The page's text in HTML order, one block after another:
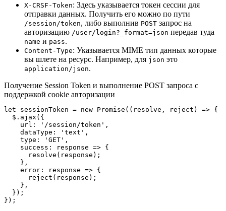
X-CRSF-Token: Здесь указывается токен сессии для
отправки данных. Получить его можно по пути
/session/token, либо выполнив POST запрос на
авторизацию /user/login?_format=json передав туда
name и pass.
Content-Type: Указывается MIME тип данных которые
вы шлете на ресурс. Например, для json это
application/json.
Получение Session Token и выполнение POST запроса с
поддержкой cookie авторизации
let sessionToken = new Promise((resolve, reject) => {
  $.ajax({
    url: '/session/token',
    dataType: 'text',
    type: 'GET',
    success: response => {
      resolve(response);
    },
    error: response => {
      reject(response);
    },
  });
});